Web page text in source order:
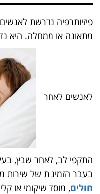
פיזיותרפיה נדרשת
מתאונה או ממחלה. היא
לאנשים לאחר
התקפי לב, לאחר שבץ,
בעבר הזמינות של שירות
חולים, מוסד שיקומי או